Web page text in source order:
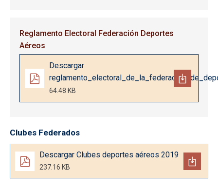
Reglamento Electoral Federación Deportes
Aéreos
Documento
Descargar
64.48 KB
Clubes Federados
Documento
Descargar Clubes deportes aéreos 2019
237.16 KB